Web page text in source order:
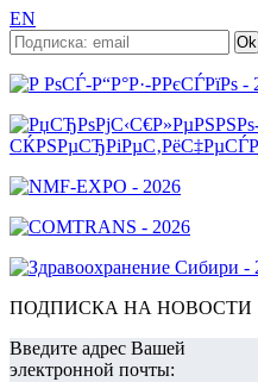
EN
ПОДПИСКА НА НОВОСТИ
Введите адрес Вашей
электронной почты: